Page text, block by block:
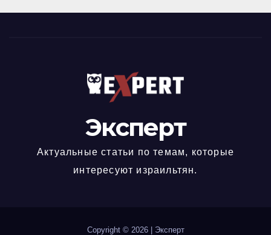
Эксперт
Актуальные статьи по темам, которые
интересуют израильтян.
Copyright © 2026 Эксперт